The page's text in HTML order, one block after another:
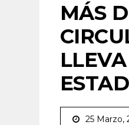
MÁS
25 Marzo,